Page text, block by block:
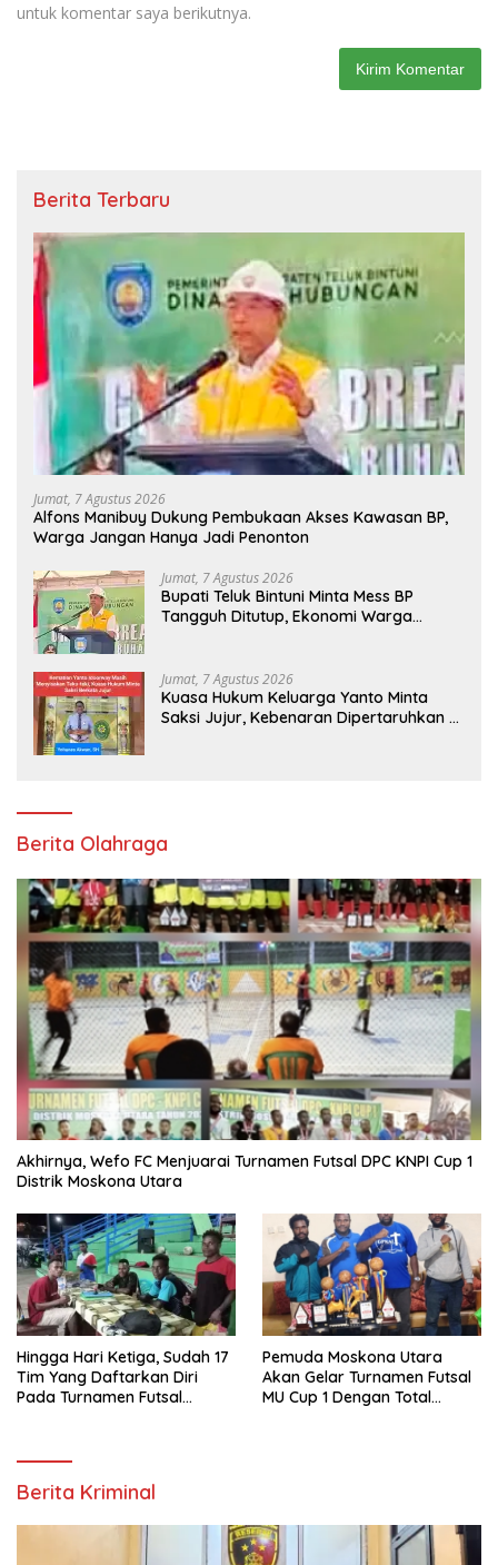
untuk komentar saya berikutnya.
Berita Terbaru
Jumat, 7 Agustus 2026
Alfons Manibuy Dukung Pembukaan Akses Kawasan BP,
Warga Jangan Hanya Jadi Penonton
Jumat, 7 Agustus 2026
Bupati Teluk Bintuni Minta Mess BP
Tangguh Ditutup, Ekonomi Warga
Jumat, 7 Agustus 2026
Kuasa Hukum Keluarga Yanto Minta
Saksi Jujur, Kebenaran Dipertaruhkan di
Berita Olahraga
Akhirnya, Wefo FC Menjuarai Turnamen Futsal DPC KNPI Cup 1
Distrik Moskona Utara
Hingga Hari Ketiga, Sudah 17
Tim Yang Daftarkan Diri
Pada Turnamen Futsal
Pemuda Moskona Utara
Akan Gelar Turnamen Futsal
MU Cup 1 Dengan Total
Berita Kriminal